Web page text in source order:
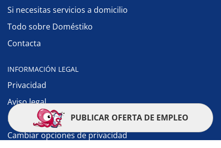
Si necesitas servicios a domicilio
Todo sobre Doméstiko
Contacta
INFORMACIÓN LEGAL
Privacidad
Aviso legal
Política de cookies
Cambiar opciones de privacidad
PUBLICAR OFERTA DE EMPLEO